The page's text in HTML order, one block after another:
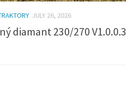
JULY 26, 2026
diamant 230/270 V1.0.0.3